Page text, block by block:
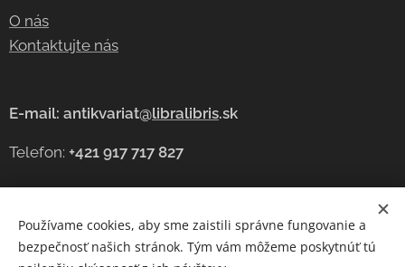
O nás
Kontaktujte nás
E-mail: antikvariat@libralibris.sk
Telefon: +421 917 717 827
Cookies
Používame cookies, aby sme zaistili správne fungovanie a
bezpečnosť našich stránok. Tým vám môžeme poskytnúť tú